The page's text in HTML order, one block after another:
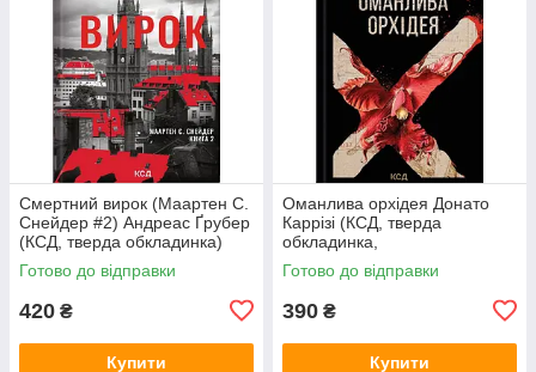
Смертний вирок (Маартен С.
Снейдер #2) Андреас Ґрубер
(КСД, тверда обкладинка)
Готово до відправки
420 ₴
Купити
Оманлива орхідея Донато
Каррізі (КСД, тверда
обкладинка,
суперобкладинка)
Готово до відправки
390 ₴
Купити